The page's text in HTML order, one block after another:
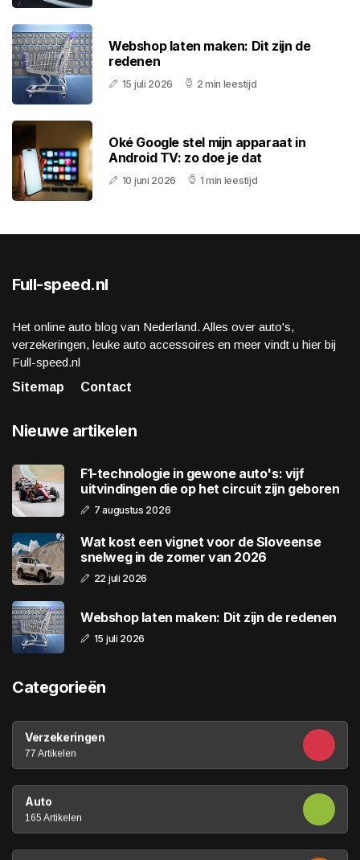
Webshop laten maken: Dit zijn de
redenen
15 juli 2026 2 min leestijd
Oké Google stel mijn apparaat in
Android TV: zo doe je dat
10 juni 2026 1 min leestijd
Full-speed.nl
Het online auto blog van Nederland. Alles over auto's,
verzekeringen, leuke auto accessoires en meer vindt u hier bij
Full-speed.nl
Sitemap
Contact
Nieuwe artikelen
F1-technologie in gewone auto's: vijf
uitvindingen die op het circuit zijn geboren
7 augustus 2026
Wat kost een vignet voor de Sloveense
snelweg in de zomer van 2026
22 juli 2026
Webshop laten maken: Dit zijn de redenen
15 juli 2026
Categorieën
Verzekeringen
77 Artikelen
Auto
165 Artikelen